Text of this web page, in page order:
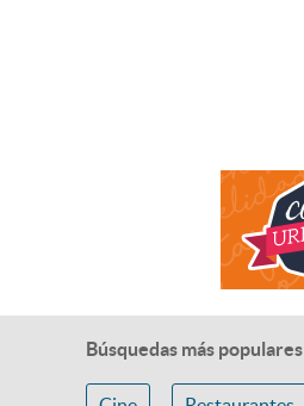
Búsquedas más populares